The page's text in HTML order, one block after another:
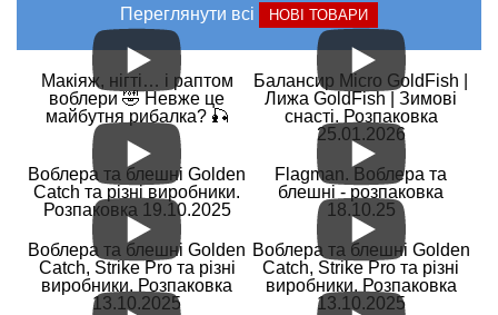
Переглянути всі
НОВІ ТОВАРИ
Макіяж, нігті… і раптом
воблери 🤣 Невже це
майбутня рибалка? 🎣
Балансир Micro GoldFish |
Лижа GoldFish | Зимові
снасті. Розпаковка
25.01.2026
Воблера та блешні Golden
Catch та різні виробники.
Розпаковка 19.10.2025
Flagman. Воблера та
блешні - розпаковка
18.10.25
Воблера та блешні Golden
Catch, Strike Pro та різні
виробники. Розпаковка
13.10.2025
Воблера та блешні Golden
Catch, Strike Pro та різні
виробники. Розпаковка
13.10.2025